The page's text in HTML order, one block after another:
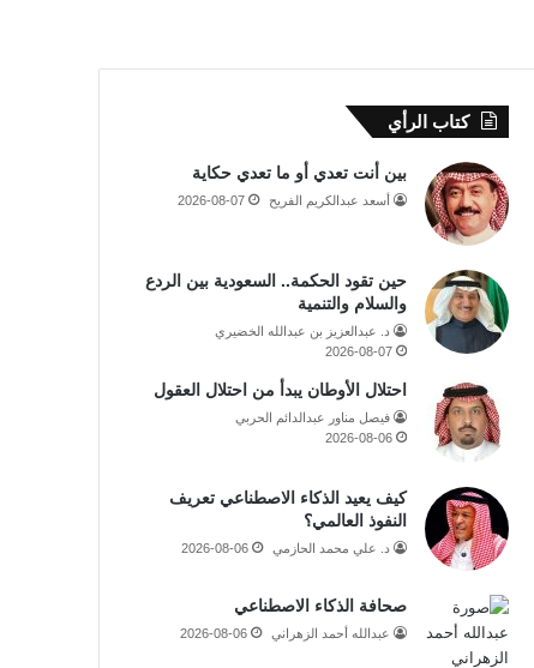
كتاب الرأي
بين أنت تعدي أو ما تعدي حكاية
أسعد عبدالكريم الفريح 2026-08-07
حين تقود الحكمة.. السعودية بين الردع
والسلام والتنمية
د. عبدالعزيز بن عبدالله الخضيري
2026-08-07
احتلال الأوطان يبدأ من احتلال العقول
فيصل مناور عبدالدائم الحربي
2026-08-06
كيف يعيد الذكاء الاصطناعي تعريف
النفوذ العالمي؟
د. علي محمد الحازمي 2026-08-06
صحافة الذكاء الاصطناعي
عبدالله أحمد الزهراني 2026-08-06